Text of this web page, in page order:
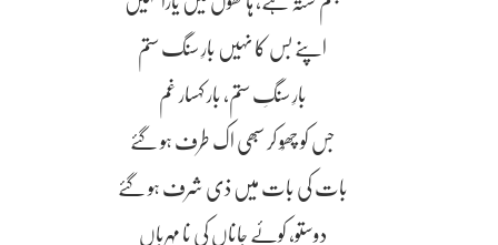
اپنے بس کا نہیں بارِ سنگ ستم
بارِ سنگِ ستم، بار کہسار غم
جس کو چھُو کر سبھی اک طرف ہو گئے
بات کی بات میں ذی شرف ہو گئے
دوستو، کوئے جاناں کی نا مہرباں